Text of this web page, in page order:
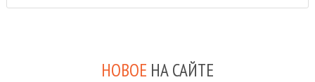
НОВОЕ НА САЙТЕ